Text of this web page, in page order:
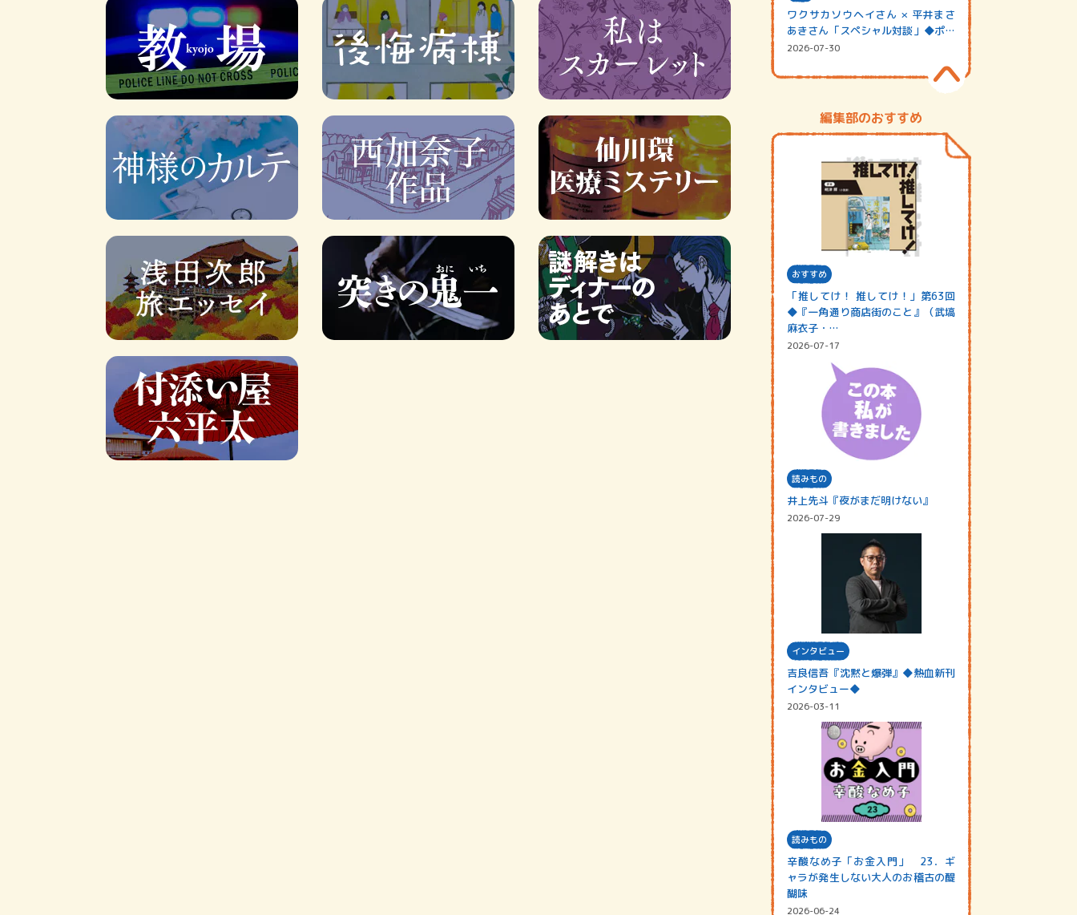
ワクサカソウヘイさん × 平井まさ
あきさん「スペシャル対談」◆ポッ
ドキャスト…
2026-07-30
編集部のおすすめ
おすすめ
「推してけ！ 推してけ！」第63回
◆『一角通り商店街のこと』（武塙
麻衣子・…
2026-07-17
読みもの
井上先斗『夜がまだ明けない』
2026-07-29
インタビュー
吉良信吾『沈黙と爆弾』◆熱血新刊
インタビュー◆
2026-03-11
読みもの
辛酸なめ子「お金入門」 23．ギ
ャラが発生しない大人のお稽古の醍
醐味
2026-06-24